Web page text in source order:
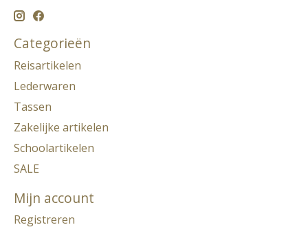
Categorieën
Reisartikelen
Lederwaren
Tassen
Zakelijke artikelen
Schoolartikelen
SALE
Mijn account
Registreren